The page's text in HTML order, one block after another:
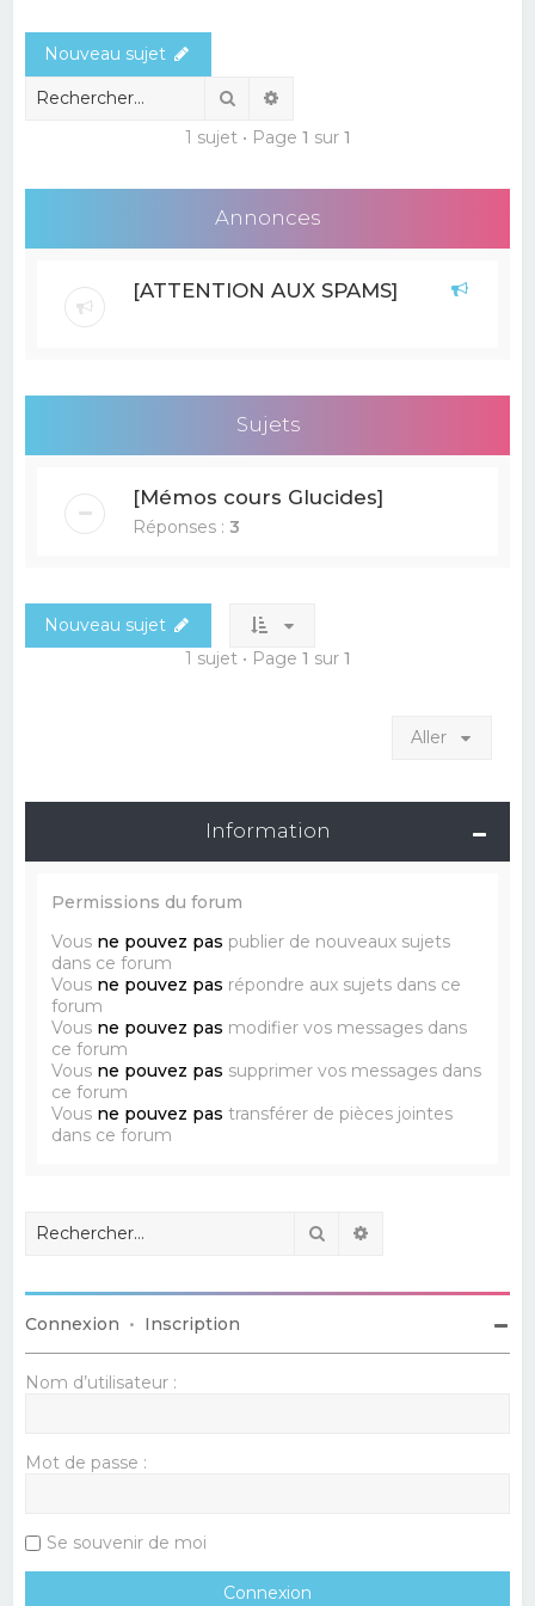
r
Nouveau sujet
Rechercher
1 sujet • Page 1 sur 1
Annonces
[ATTENTION AUX SPAMS]
Sujets
[Mémos cours Glucides]
Réponses :3
Nouveau sujet
1 sujet • Page 1 sur 1
Aller
Information
Permissions du forum
Vous ne pouvez pas publier de nouveaux sujets
dans ce forum
Vous ne pouvez pas répondre aux sujets dans ce
forum
Vous ne pouvez pas modifier vos messages dans
ce forum
Vous ne pouvez pas supprimer vos messages dans
ce forum
Vous ne pouvez pas transférer de pièces jointes
dans ce forum
Rechercher
Connexion • Inscription
Nom d’utilisateur :
Mot de passe :
Se souvenir de moi